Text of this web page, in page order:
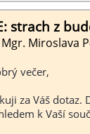
strach z
Mgr. Miroslava
večer,
za Váš dotaz.
k Vaší